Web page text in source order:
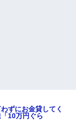
ずにお金貸してく
10万円ぐら